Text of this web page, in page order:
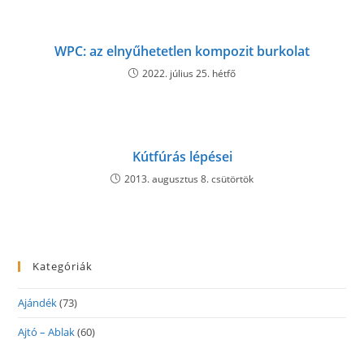
WPC: az elnyűhetetlen kompozit burkolat
2022. július 25. hétfő
Kútfúrás lépései
2013. augusztus 8. csütörtök
Kategóriák
Ajándék(73)
Ajtó – Ablak(60)